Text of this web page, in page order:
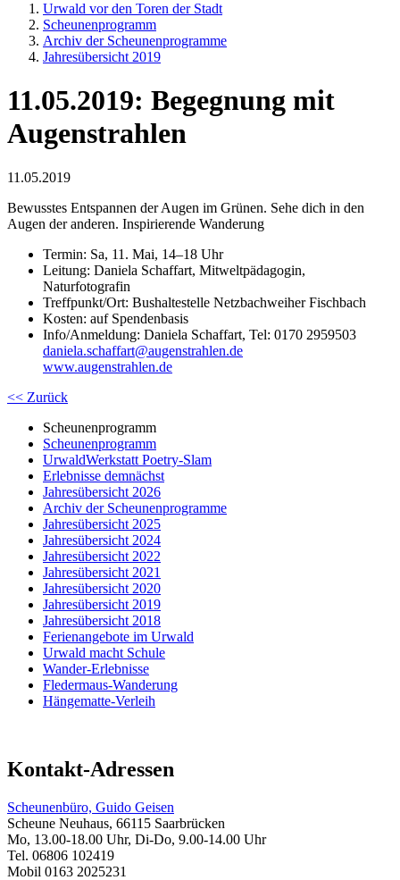
Urwald vor den Toren der Stadt
Scheunenprogramm
Archiv der Scheunenprogramme
Jahresübersicht 2019
11.05.2019: Begegnung mit
Augenstrahlen
11.05.2019
Bewusstes Entspannen der Augen im Grünen. Sehe dich in den
Augen der anderen. Inspirierende Wanderung
Termin: Sa, 11. Mai, 14–18 Uhr
Leitung: Daniela Schaffart, Mitweltpädagogin,
Naturfotografin
Treffpunkt/Ort: Bushaltestelle Netzbachweiher Fischbach
Kosten: auf Spendenbasis
Info/Anmeldung: Daniela Schaffart, Tel: 0170 2959503
daniela.schaffart@augenstrahlen.de
www.augenstrahlen.de
<< Zurück
Scheunenprogramm
Scheunenprogramm
UrwaldWerkstatt Poetry-Slam
Erlebnisse demnächst
Jahresübersicht 2026
Archiv der Scheunenprogramme
Jahresübersicht 2025
Jahresübersicht 2024
Jahresübersicht 2022
Jahresübersicht 2021
Jahresübersicht 2020
Jahresübersicht 2019
Jahresübersicht 2018
Ferienangebote im Urwald
Urwald macht Schule
Wander-Erlebnisse
Fledermaus-Wanderung
Hängematte-Verleih
Kontakt-Adressen
Scheunenbüro, Guido Geisen
Scheune Neuhaus, 66115 Saarbrücken
Mo, 13.00-18.00 Uhr, Di-Do, 9.00-14.00 Uhr
Tel. 06806 102419
Mobil 0163 2025231